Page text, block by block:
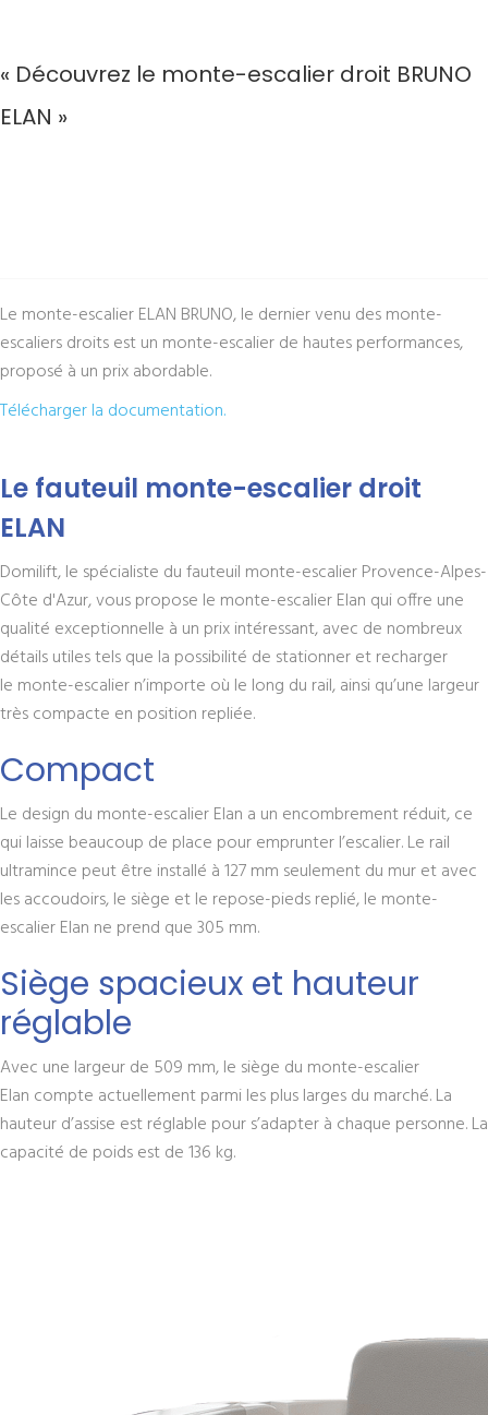
« Découvrez le monte-escalier droit BRUNO
ELAN »
Le monte-escalier ELAN BRUNO, le dernier venu des monte-
escaliers droits est un monte-escalier de hautes performances,
proposé à un prix abordable.
Télécharger la documentation.
Le fauteuil monte-escalier droit
ELAN
Domilift, le spécialiste du fauteuil monte-escalier Provence-Alpes-
Côte d'Azur, vous propose le monte-escalier Elan qui offre une
qualité exceptionnelle à un prix intéressant, avec de nombreux
détails utiles tels que la possibilité de stationner et recharger
le monte-escalier n’importe où le long du rail, ainsi qu’une largeur
très compacte en position repliée.
Compact
Le design du monte-escalier Elan a un encombrement réduit, ce
qui laisse beaucoup de place pour emprunter l’escalier. Le rail
ultramince peut être installé à 127 mm seulement du mur et avec
les accoudoirs, le siège et le repose-pieds replié, le monte-
escalier Elan ne prend que 305 mm.
Siège spacieux et hauteur
réglable
Avec une largeur de 509 mm, le siège du monte-escalier
Elan compte actuellement parmi les plus larges du marché. La
hauteur d’assise est réglable pour s’adapter à chaque personne. La
capacité de poids est de 136 kg.